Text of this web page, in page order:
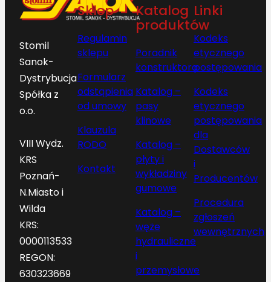
Stomil
Sanok-
Dystrybucja
Spółka z
o.o.
VIII Wydz.
KRS
Poznań-
N.Miasto i
Wilda
KRS:
0000113533
REGON:
630323669
Sklep
Regulamin
sklepu
Formularz
odstąpienia
od umowy
Klauzula
RODO
Kontakt
Katalog
produktów
Poradnik
konstruktora
Katalog –
pasy
klinowe
Katalog –
płyty i
wykładziny
gumowe
Katalog –
węże
hydrauliczne
i
przemysłowe
Linki
Kodeks
etycznego
postępowania
Kodeks
etycznego
postępowania
dla
Dostawców
i
Producentów
Procedura
zgłoszeń
wewnętrznych